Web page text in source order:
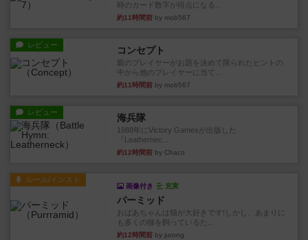
時のカード数字が得点になる...
約11時間前 by mob567
レビュー コンセプト
親のプレイヤーがお題を決めて限られたヒントの
中から他のプレイヤーに当て...
約11時間前 by mob567
レビュー 海兵隊
1988年にVictory Gamesが出版した
『Leathernec...
約12時間前 by Chaco
ルール/インスト
画像付き 充実
パーミッド
おばあちゃんは猫が大好きです!しかし、あまりに
も多くの猫を飼っているた...
約12時間前 by jurong